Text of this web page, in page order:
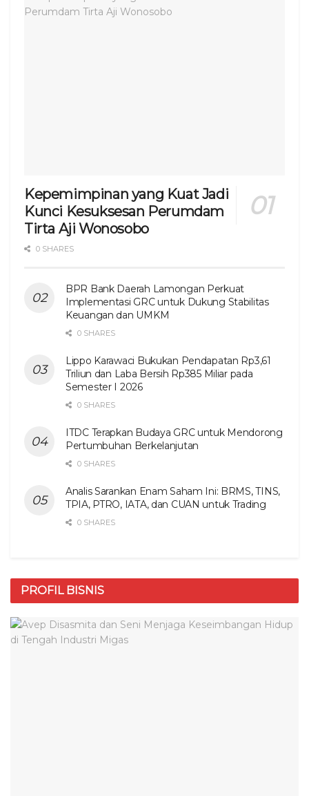
Kepemimpinan yang Kuat Jadi
Kunci Kesuksesan Perumdam
Tirta Aji Wonosobo
0 SHARES
BPR Bank Daerah Lamongan Perkuat
Implementasi GRC untuk Dukung Stabilitas
Keuangan dan UMKM
0 SHARES
Lippo Karawaci Bukukan Pendapatan Rp3,61
Triliun dan Laba Bersih Rp385 Miliar pada
Semester I 2026
0 SHARES
ITDC Terapkan Budaya GRC untuk Mendorong
Pertumbuhan Berkelanjutan
0 SHARES
Analis Sarankan Enam Saham Ini: BRMS, TINS,
TPIA, PTRO, IATA, dan CUAN untuk Trading
0 SHARES
PROFIL BISNIS